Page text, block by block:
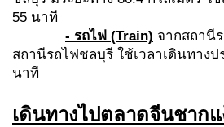
55 นาที
- รถไฟ (Train) จากสถานี
สถานีรถไฟชลบุรี ใช้เวลาเดินทาง
นาที
เดินทางไปตลาดจีนชากแ